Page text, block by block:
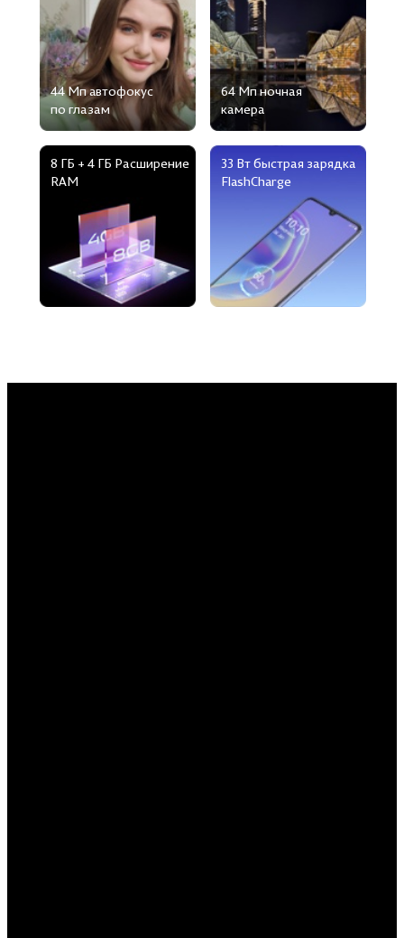
44 Мп aвтофокус
по глазам
64 Мп ночная
камера
8 ГБ + 4 ГБ Расширение
RAM
33 Вт быстрая зарядка
FlashCharge